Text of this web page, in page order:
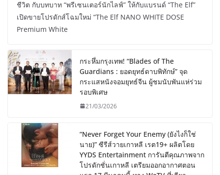
ชีวิต กับบทบาท “พรีเซนเตอร์นักไลฟ์” ให้กับแบรนด์ “The Elf”
เปิดขายโปรดักส์โฉมใหม่ “The Elf NANO WHITE DOSE
Premium White
กระหึ่มกรุงเทพ! “Blades of The
Guardians : ยอดยุทธ์ดาบพิทักษ์” จุด
กระแสหนังจอมยุทธ์จีน ผู้ชมนับพันแห่ร่วม
รอบพิเศษ
21/03/2026
“Never Forget Your Enemy (ยังไงก็ใช่
นาย)” ซีรีส์วายเกาหลี เรต19+ ผลิตโดย
YYDS Entertainment การันตีคุณภาพจาก
โปรดักชั่นเกาหลี เตรียมออกอากาศตอน